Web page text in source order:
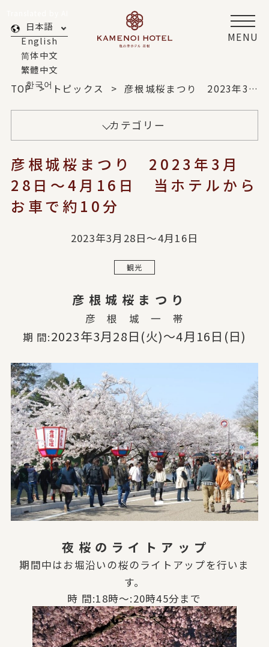
MENU
日本語
English
简体中文
繁體中文
한국어
TOP トピックス 彦根城桜まつり 2023年3月28日～4月16日 当ホテルからお車で約10分
カテゴリー
彦根城桜まつり 2023年3月
28日～4月16日 当ホテルから
お車で約10分
2023年3月28日～4月16日
観光
彦 根 城 桜 ま つ り
彦 根 城 一 帯
期 間:2023年3月28日(火)〜4月16日(日)
夜 桜 の ラ イ ト ア ッ プ
期間中はお堀沿いの桜のライトアップを行いま
す。
時 間:18時～:20時45分まで